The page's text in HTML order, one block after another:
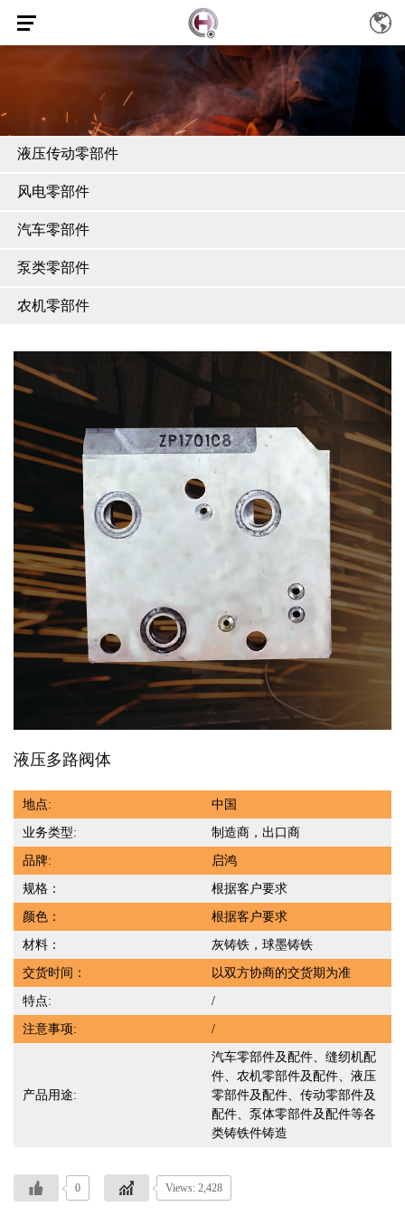
液压传动零部件
风电零部件
汽车零部件
泵类零部件
农机零部件
液压多路阀体
地点: 中国
业务类型: 制造商，出口商
品牌: 启鸿
规格： 根据客户要求
颜色： 根据客户要求
材料： 灰铸铁，球墨铸铁
交货时间： 以双方协商的交货期为准
特点: /
注意事项: /
产品用途:
汽车零部件及配件、缝纫机配
件、农机零部件及配件、液压
零部件及配件、传动零部件及
配件、泵体零部件及配件等各
类铸铁件铸造
0 Views: 2,428